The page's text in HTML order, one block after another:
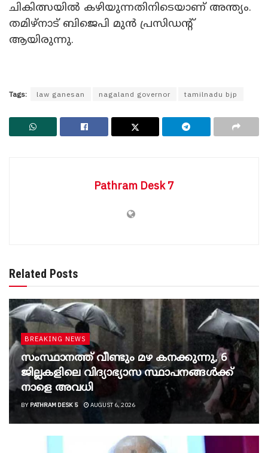
ചികിത്സയിൽ കഴിയുന്നതിനിടെയാണ് അന്ത്യം.
തമിഴ്നാട് ബിജെപി മുൻ പ്രസിഡന്റ്
ആയിരുന്നു.
Tags: law ganesan nagaland governor tamilnadu bjp
Pathram Desk 7
Related Posts
BREAKING NEWS
സംസ്ഥാനത്ത് വീണ്ടും മഴ കനക്കുന്നു, 6
ജില്ലകളിലെ വിദ്യാഭ്യാസ സ്ഥാപനങ്ങൾക്ക്
നാളെ അവധി
BY PATHRAM DESK 5 AUGUST 6, 2026